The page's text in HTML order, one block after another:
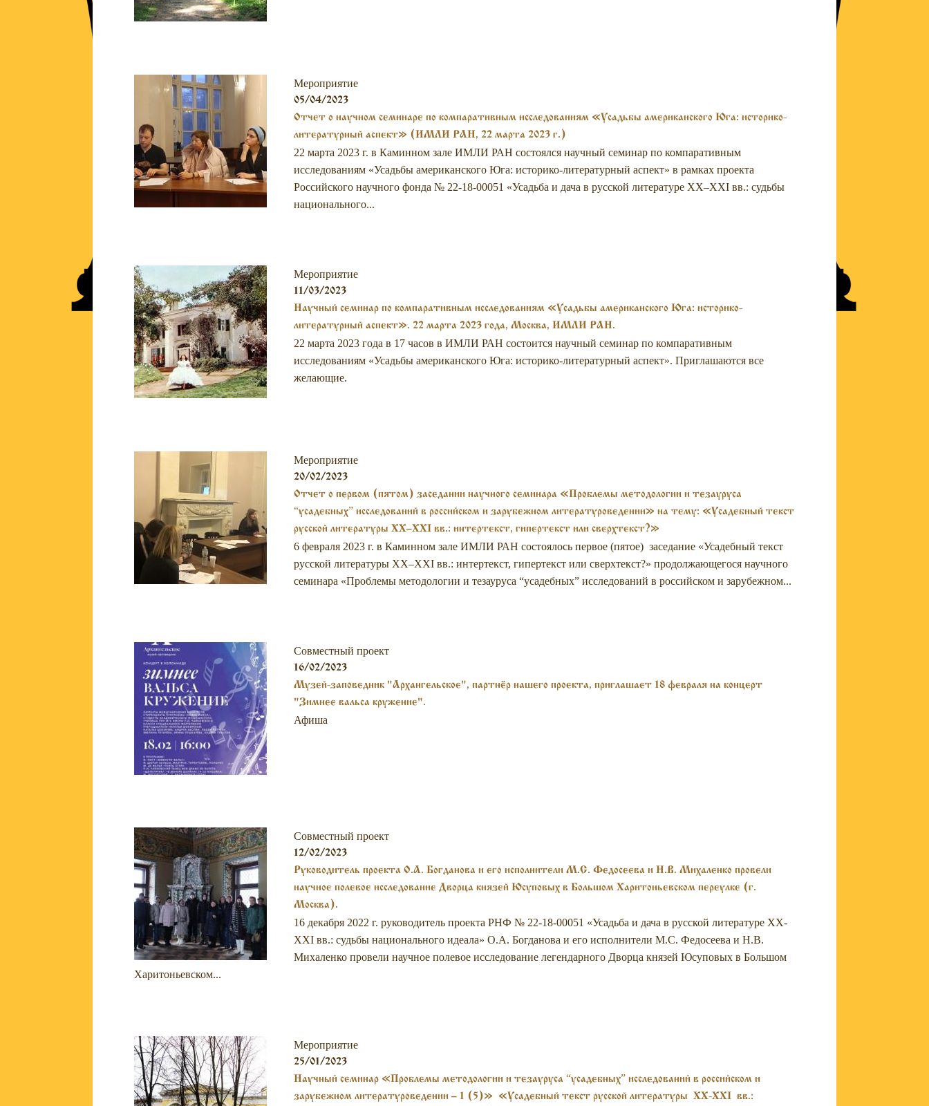
Мероприятие
05/04/2023
Отчет о научном семинаре по компаративным исследованиям «Усадьбы американского Юга: историко-
литературный аспект» (ИМЛИ РАН, 22 марта 2023 г.)
22 марта 2023 г. в Каминном зале ИМЛИ РАН состоялся научный семинар по компаративным
исследованиям «Усадьбы американского Юга: историко-литературный аспект» в рамках проекта
Российского научного фонда № 22-18-00051 «Усадьба и дача в русской литературе XX–XXI вв.: судьбы
национального...
Мероприятие
11/03/2023
Научный семинар по компаративным исследованиям «Усадьбы американского Юга: историко-
литературный аспект». 22 марта 2023 года, Москва, ИМЛИ РАН.
22 марта 2023 года в 17 часов в ИМЛИ РАН состоится научный семинар по компаративным
исследованиям «Усадьбы американского Юга: историко-литературный аспект». Приглашаются все
желающие.
Мероприятие
20/02/2023
Отчет о первом (пятом) заседании научного семинара «Проблемы методологии и тезауруса
“усадебных” исследований в российском и зарубежном литературоведении» на тему: «Усадебный текст
русской литературы XX–XXI вв.: интертекст, гипертекст или сверхтекст?»
6 февраля 2023 г. в Каминном зале ИМЛИ РАН состоялось первое (пятое) заседание «Усадебный текст
русской литературы XX–XXI вв.: интертекст, гипертекст или сверхтекст?» продолжающегося научного
семинара «Проблемы методологии и тезауруса “усадебных” исследований в российском и зарубежном...
Совместный проект
16/02/2023
Музей-заповедник "Архангельское", партнёр нашего проекта, приглашает 18 февраля на концерт
"Зимнее вальса кружение".
Афиша
Совместный проект
12/02/2023
Руководитель проекта О.А. Богданова и его исполнители М.С. Федосеева и Н.В. Михаленко провели
научное полевое исследование Дворца князей Юсуповых в Большом Харитоньевском переулке (г.
Москва).
16 декабря 2022 г. руководитель проекта РНФ № 22-18-00051 «Усадьба и дача в русской литературе XX-
XXI вв.: судьбы национального идеала» О.А. Богданова и его исполнители М.С. Федосеева и Н.В.
Михаленко провели научное полевое исследование легендарного Дворца князей Юсуповых в Большом
Харитоньевском...
Мероприятие
25/01/2023
Научный семинар «Проблемы методологии и тезауруса “усадебных” исследований в российском и
зарубежном литературоведении – 1 (5)» «Усадебный текст русской литературы XX-XXI вв.: